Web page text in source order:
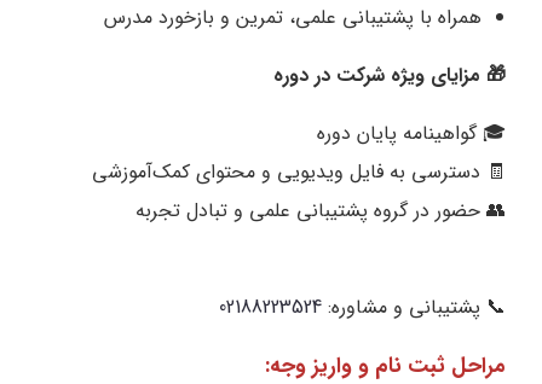
همراه با پشتیبانی علمی، تمرین و بازخورد مدرس
🎁 مزایای ویژه شرکت در دوره
🎓 گواهینامه پایان دوره
🧾 دسترسی به فایل ویدیویی و محتوای کمک‌آموزشی
👥 حضور در گروه پشتیبانی علمی و تبادل تجربه
📞 پشتیبانی و مشاوره: 02188223524
مراحل ثبت نام و واریز وجه: